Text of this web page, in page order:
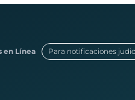
en Línea Para notificaciones